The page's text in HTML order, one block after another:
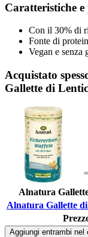
Caratteristiche
Con il 30% di
Fonte di
Vegan e senza
Acquistato
Gallette di
Alnatura
Alnatura Gallette
Aggiungi entrambi nel